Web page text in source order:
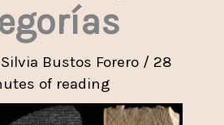
Bustos Forero / 28
of reading